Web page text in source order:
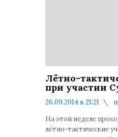
Лётно-
при участии
26.09.2014 в 21:21
На этой неделе
лётно-тактические